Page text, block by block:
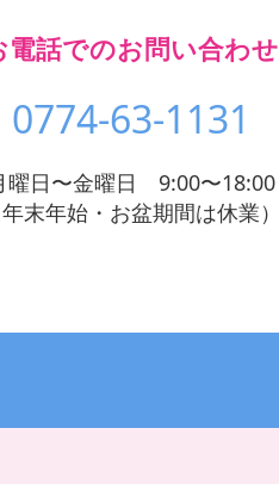
電話でのお問い合わせ
0774-63-1131
曜日〜金曜日 9:00〜18:00
末年始・お盆期間は休業）